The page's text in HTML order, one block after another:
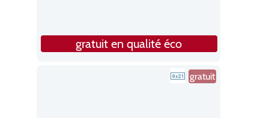
gratuit en qualité éco
gratuit